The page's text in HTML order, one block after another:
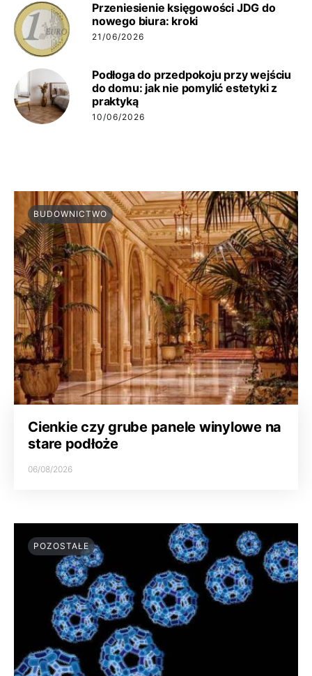
Przeniesienie księgowości JDG do
nowego biura: kroki
21/06/2026
Podłoga do przedpokoju przy wejściu
do domu: jak nie pomylić estetyki z
praktyką
10/06/2026
BUDOWNICTWO
Cienkie czy grube panele winylowe na
stare podłoże
06/08/2026
POZOSTAŁE